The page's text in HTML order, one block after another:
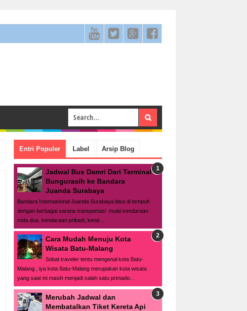
Entri Populer Label Arsip Blog
Jadwal Bus Damri Dari Terminal
Bungurasih ke Bandara
Juanda Surabaya
Bandara Internasional Juanda Surabaya bisa di tempuh
dengan berbagai sarana transportasi mulai kendaraan
roda dua, kendaraan pribadi, kend...
Cara Mudah Menuju Kota
Wisata Batu-Malang
Sobat traveler tentu mengenal kota Batu-
Malang , iya kota Batu-Malang merupakan kota wisata
yang saat ini masih menjadi salah satu primado...
Merubah Jadwal dan
Membatalkan Tiket Kereta Api